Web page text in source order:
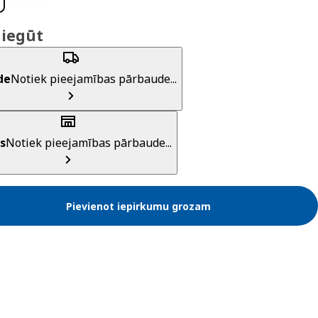
iegūt
Notiek pieejamības pārbaude...
Notiek pieejamības pārbaude...
Pievienot iepirkumu grozam